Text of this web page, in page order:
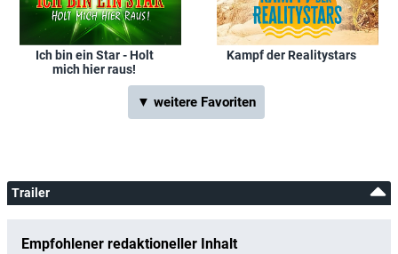
Ich bin ein Star - Holt
mich hier raus!
Kampf der Realitystars
▼ weitere Favoriten
Trailer